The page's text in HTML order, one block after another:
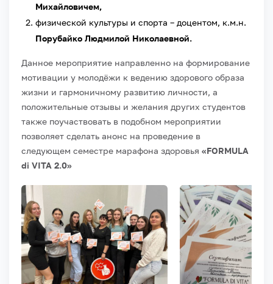
Михайловичем,
физической культуры и спорта – доцентом, к.м.н.
Порубайко Людмилой Николаевной.
Данное мероприятие направленно на формирование
мотивации у молодёжи к ведению здорового образа
жизни и гармоничному развитию личности, а
положительные отзывы и желания других студентов
также поучаствовать в подобном мероприятии
позволяет сделать анонс на проведение в
следующем семестре марафона здоровья «FORMULA
di VITA 2.0»